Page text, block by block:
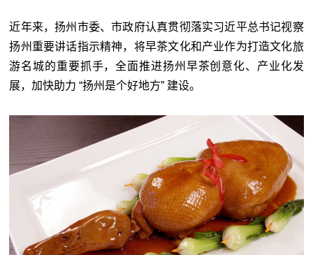
近年来，扬州市委、市政府认真贯彻落实习近平总书记视察
扬州重要讲话指示精神，将早茶文化和产业作为打造文化旅
游名城的重要抓手，全面推进扬州早茶创意化、产业化发
展，加快助力 “扬州是个好地方” 建设。